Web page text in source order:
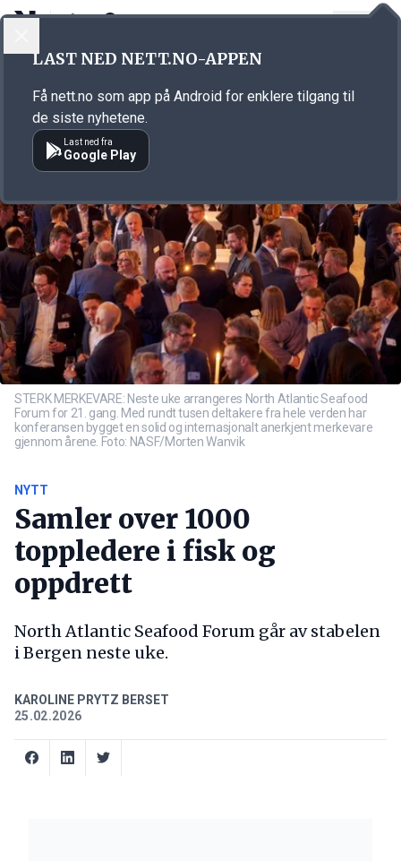
Annonsørinnhold
STERK MERKEVARE: Neste uke arrangeres North Atlantic Seafood
Forum for 21. gang. Med rundt tusen deltakere fra hele verden har
konferansen bygget en solid og internasjonalt anerkjent merkevare
gjennom årene. Foto: NASF/Morten Wanvik
NYTT
Samler over 1000
toppledere i fisk og
oppdrett
North Atlantic Seafood Forum går av stabelen
i Bergen neste uke.
KAROLINE PRYTZ BERSET
25.02.2026
LAST NED NETT.NO-APPEN
Få nett.no som app på Android for enklere tilgang til
de siste nyhetene.
Last ned fra
Google Play